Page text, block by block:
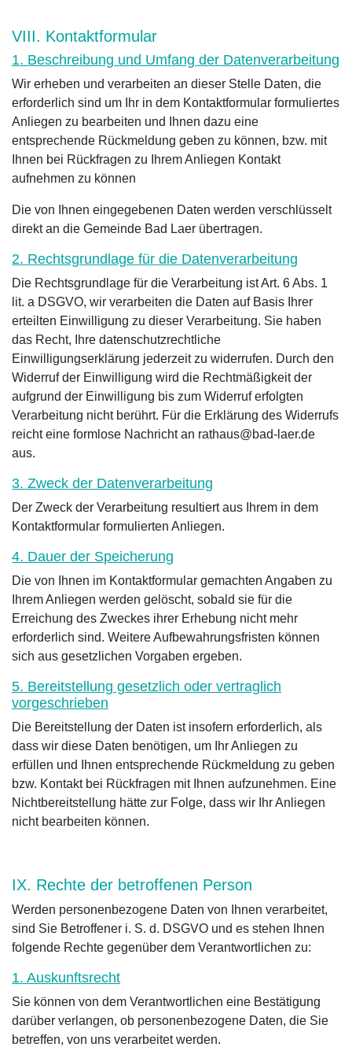
VIII. Kontaktformular
1. Beschreibung und Umfang der Datenverarbeitung
Wir erheben und verarbeiten an dieser Stelle Daten, die
erforderlich sind um Ihr in dem Kontaktformular formuliertes
Anliegen zu bearbeiten und Ihnen dazu eine
entsprechende Rückmeldung geben zu können, bzw. mit
Ihnen bei Rückfragen zu Ihrem Anliegen Kontakt
aufnehmen zu können
Die von Ihnen eingegebenen Daten werden verschlüsselt
direkt an die Gemeinde Bad Laer übertragen.
2. Rechtsgrundlage für die Datenverarbeitung
Die Rechtsgrundlage für die Verarbeitung ist Art. 6 Abs. 1
lit. a DSGVO, wir verarbeiten die Daten auf Basis Ihrer
erteilten Einwilligung zu dieser Verarbeitung. Sie haben
das Recht, Ihre datenschutzrechtliche
Einwilligungserklärung jederzeit zu widerrufen. Durch den
Widerruf der Einwilligung wird die Rechtmäßigkeit der
aufgrund der Einwilligung bis zum Widerruf erfolgten
Verarbeitung nicht berührt. Für die Erklärung des Widerrufs
reicht eine formlose Nachricht an rathaus@bad-laer.de
aus.
3. Zweck der Datenverarbeitung
Der Zweck der Verarbeitung resultiert aus Ihrem in dem
Kontaktformular formulierten Anliegen.
4. Dauer der Speicherung
Die von Ihnen im Kontaktformular gemachten Angaben zu
Ihrem Anliegen werden gelöscht, sobald sie für die
Erreichung des Zweckes ihrer Erhebung nicht mehr
erforderlich sind. Weitere Aufbewahrungsfristen können
sich aus gesetzlichen Vorgaben ergeben.
5. Bereitstellung gesetzlich oder vertraglich
vorgeschrieben
Die Bereitstellung der Daten ist insofern erforderlich, als
dass wir diese Daten benötigen, um Ihr Anliegen zu
erfüllen und Ihnen entsprechende Rückmeldung zu geben
bzw. Kontakt bei Rückfragen mit Ihnen aufzunehmen. Eine
Nichtbereitstellung hätte zur Folge, dass wir Ihr Anliegen
nicht bearbeiten können.
IX. Rechte der betroffenen Person
Werden personenbezogene Daten von Ihnen verarbeitet,
sind Sie Betroffener i. S. d. DSGVO und es stehen Ihnen
folgende Rechte gegenüber dem Verantwortlichen zu:
1. Auskunftsrecht
Sie können von dem Verantwortlichen eine Bestätigung
darüber verlangen, ob personenbezogene Daten, die Sie
betreffen, von uns verarbeitet werden.